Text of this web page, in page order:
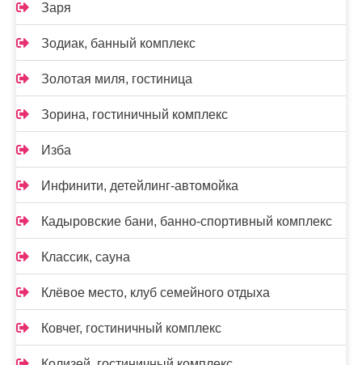
Заря
Зодиак, банный комплекс
Золотая миля, гостиница
Зорина, гостиничный комплекс
Изба
Инфинити, детейлинг-автомойка
Кадыровские бани, банно-спортивный комплекс
Классик, сауна
Клёвое место, клуб семейного отдыха
Ковчег, гостиничный комплекс